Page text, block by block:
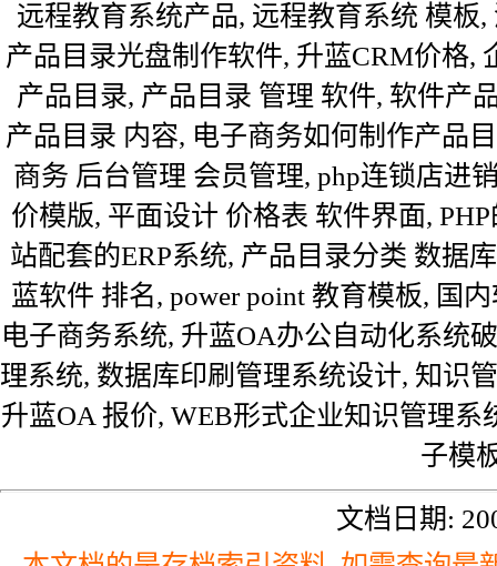
远程教育系统产品, 远程教育系统 模板
产品目录光盘制作软件, 升蓝CRM价格,
产品目录, 产品目录 管理 软件, 软件产
产品目录 内容, 电子商务如何制作产品
商务 后台管理 会员管理, php连锁店进
价模版, 平面设计 价格表 软件界面,
站配套的ERP系统, 产品目录分类 数据
蓝软件 排名, power point 教育模板, 国
电子商务系统, 升蓝OA办公自动化系统
理系统, 数据库印刷管理系统设计, 知识
升蓝OA 报价, WEB形式企业知识管理系
子模
文档日期: